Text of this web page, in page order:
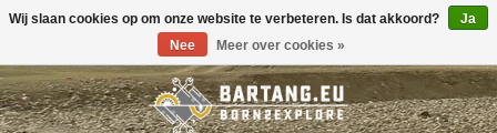
Toggle
Wij slaan cookies op om onze website te verbeteren. Is dat akkoord?
Ja
Nee
Meer over cookies »